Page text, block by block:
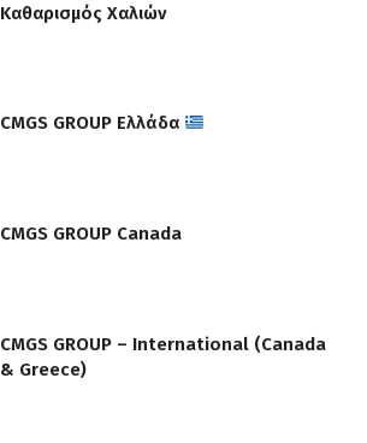
Καθαρισμός Χαλιών
CMGS GROUP Ελλάδα
CMGS GROUP Canada
CMGS GROUP – International (Canada
& Greece)